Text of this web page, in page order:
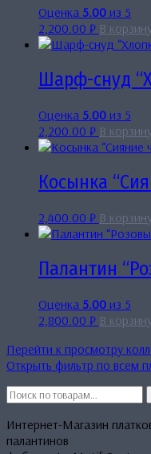
Оценка 5.00 из 5
2,200.00 ₽ В
Шарф-снуд
Оценка 5.00 из 5
2,200.00 ₽ В
Косынка
2,400.00 ₽ В
Палантин
Оценка 5.00 из 5
2,800.00 ₽ В
Перейти к просмотру
Открыть фильтр по всем
Искать:
Интернет-Магазин
палантинов